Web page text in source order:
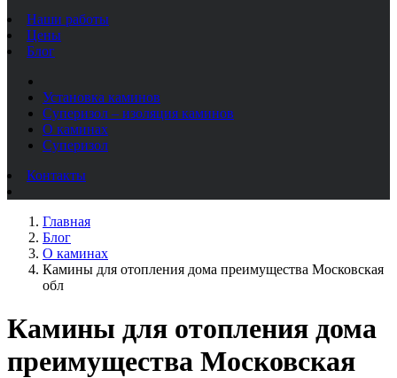
Наши работы
Цены
Блог
Установка каминов
Суперизол – изоляция каминов
О каминах
Суперизол
Контакты
Главная
Блог
О каминах
Камины для отопления дома преимущества Московская
обл
Камины для отопления дома
преимущества Московская